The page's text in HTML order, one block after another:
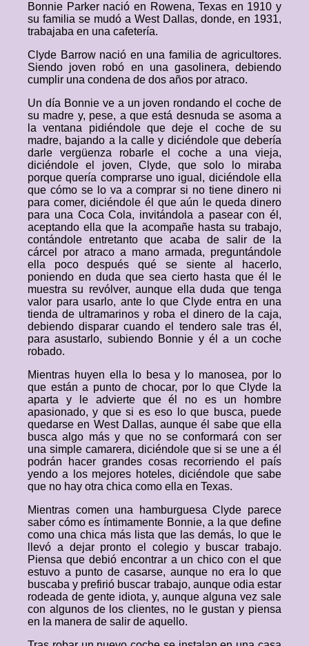
Bonnie Parker nació en Rowena, Texas en 1910 y
su familia se mudó a West Dallas, donde, en 1931,
trabajaba en una cafetería.
Clyde Barrow nació en una familia de agricultores.
Siendo joven robó en una gasolinera, debiendo
cumplir una condena de dos años por atraco.
Un día Bonnie ve a un joven rondando el coche de
su madre y, pese, a que está desnuda se asoma a
la ventana pidiéndole que deje el coche de su
madre, bajando a la calle y diciéndole que debería
darle vergüenza robarle el coche a una vieja,
diciéndole el joven, Clyde, que solo lo miraba
porque quería comprarse uno igual, diciéndole ella
que cómo se lo va a comprar si no tiene dinero ni
para comer, diciéndole él que aún le queda dinero
para una Coca Cola, invitándola a pasear con él,
aceptando ella que la acompañe hasta su trabajo,
contándole entretanto que acaba de salir de la
cárcel por atraco a mano armada, preguntándole
ella poco después qué se siente al hacerlo,
poniendo en duda que sea cierto hasta que él le
muestra su revólver, aunque ella duda que tenga
valor para usarlo, ante lo que Clyde entra en una
tienda de ultramarinos y roba el dinero de la caja,
debiendo disparar cuando el tendero sale tras él,
para asustarlo, subiendo Bonnie y él a un coche
robado.
Mientras huyen ella lo besa y lo manosea, por lo
que están a punto de chocar, por lo que Clyde la
aparta y le advierte que él no es un hombre
apasionado, y que si es eso lo que busca, puede
quedarse en West Dallas, aunque él sabe que ella
busca algo más y que no se conformará con ser
una simple camarera, diciéndole que si se une a él
podrán hacer grandes cosas recorriendo el país
yendo a los mejores hoteles, diciéndole que sabe
que no hay otra chica como ella en Texas.
Mientras comen una hamburguesa Clyde parece
saber cómo es íntimamente Bonnie, a la que define
como una chica más lista que las demás, lo que le
llevó a dejar pronto el colegio y buscar trabajo.
Piensa que debió encontrar a un chico con el que
estuvo a punto de casarse, aunque no era lo que
buscaba y prefirió buscar trabajo, aunque odia estar
rodeada de gente idiota, y, aunque alguna vez sale
con algunos de los clientes, no le gustan y piensa
en la manera de salir de aquello.